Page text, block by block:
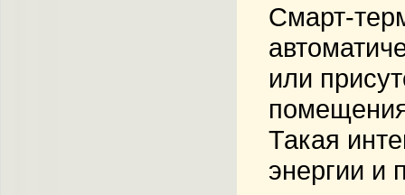
Смарт-
или
Такая
энергии и